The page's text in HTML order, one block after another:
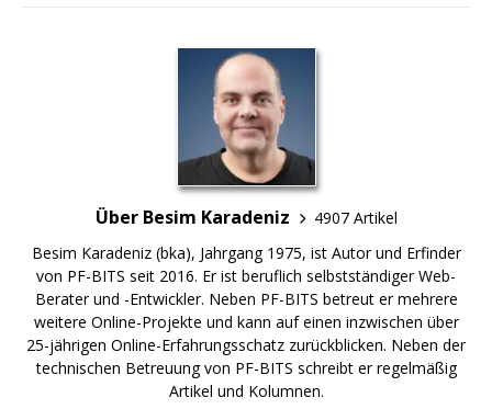
Über Besim Karadeniz
4907 Artikel
Besim Karadeniz (bka), Jahrgang 1975, ist Autor und Erfinder
von PF-BITS seit 2016. Er ist beruflich selbstständiger Web-
Berater und -Entwickler. Neben PF-BITS betreut er mehrere
weitere Online-Projekte und kann auf einen inzwischen über
25-jährigen Online-Erfahrungsschatz zurückblicken. Neben der
technischen Betreuung von PF-BITS schreibt er regelmäßig
Artikel und Kolumnen.